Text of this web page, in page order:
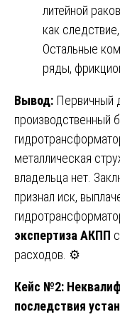
литейной
как
Остальные
ряды,
Вывод: Первичный
производственный
металлическая
владельца нет.
признал иск,
экспертиза АКПП
расходов. ⚙️
Кейс №2:
последствия